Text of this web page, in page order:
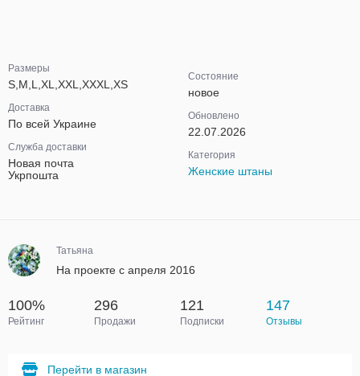
Размеры
S,M,L,XL,XXL,XXXL,XS
Доставка
По всей Украине
Служба доставки
Новая почта
Укрпошта
Состояние
новое
Обновлено
22.07.2026
Категория
Женские штаны
Татьяна
На проекте с апреля 2016
100%
Рейтинг
296
Продажи
121
Подписки
147
Отзывы
Перейти в магазин